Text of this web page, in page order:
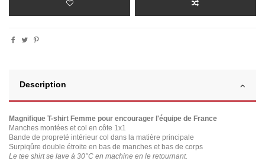
Description
Magnifique T-shirt Femme pour encourager l'équipe de France
Manches montées et col en côte 1x1
Bande de propreté intérieur col dans la matière principale
Surpiqûre double étroite en bas de manches et bas de corps
Le tee shirt se lave à 30°C en machine en le retournant.